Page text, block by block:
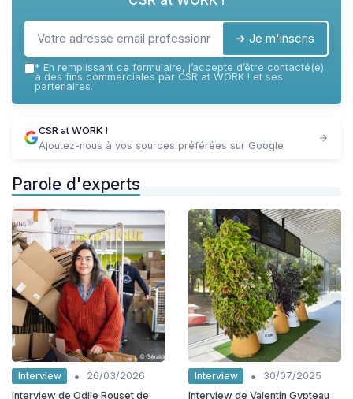
➔ Je m'inscris
* En remplissant ce formulaire, j’accepte d’être contacté(e)
à des fins commerciales par CSR at WORK ! et ses
partenaires.
CSR at WORK !
Ajoutez-nous à vos sources préférées sur Google
Parole d'experts
Interview •
26/03/2026
Interview de Odile Rouset de
Interview •
30/07/2025
Interview de Valentin Gypteau :